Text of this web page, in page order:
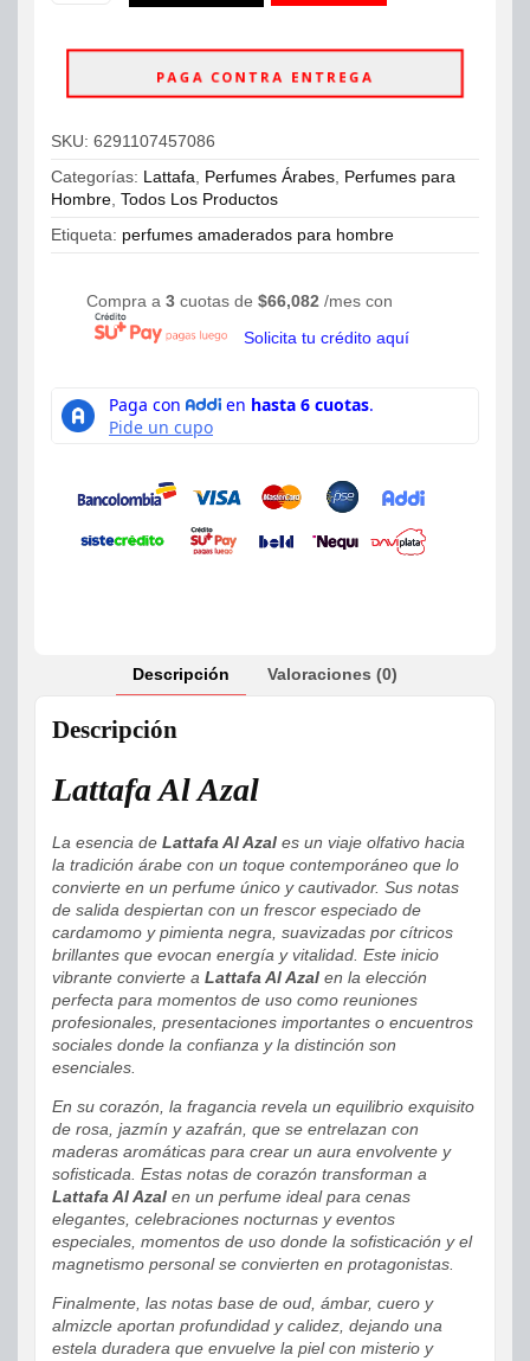
100ml
cantidad
PAGA CONTRA ENTREGA
SKU: 6291107457086
Categorías: Lattafa Perfumes Árabes Perfumes para
Hombre Todos Los Productos
Etiqueta: perfumes amaderados para hombre
Compra a 3 cuotas de $66,082 /mes con
Solicita tu crédito aquí
Descripción Valoraciones (0)
Descripción
Lattafa Al Azal
La esencia de Lattafa Al Azal es un viaje olfativo hacia
la tradición árabe con un toque contemporáneo que lo
convierte en un perfume único y cautivador. Sus notas
de salida despiertan con un frescor especiado de
cardamomo y pimienta negra, suavizadas por cítricos
brillantes que evocan energía y vitalidad. Este inicio
vibrante convierte a Lattafa Al Azal en la elección
perfecta para momentos de uso como reuniones
profesionales, presentaciones importantes o encuentros
sociales donde la confianza y la distinción son
esenciales.
En su corazón, la fragancia revela un equilibrio exquisito
de rosa, jazmín y azafrán, que se entrelazan con
maderas aromáticas para crear un aura envolvente y
sofisticada. Estas notas de corazón transforman a
Lattafa Al Azal en un perfume ideal para cenas
elegantes, celebraciones nocturnas y eventos
especiales, momentos de uso donde la sofisticación y el
magnetismo personal se convierten en protagonistas.
Finalmente, las notas base de oud, ámbar, cuero y
almizcle aportan profundidad y calidez, dejando una
estela duradera que envuelve la piel con misterio y